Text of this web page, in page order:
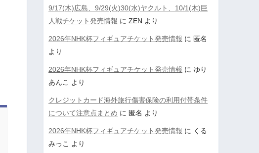
9/17(木)広島、9/29(火)30(水)ヤクルト、10/1(木)巨
人戦チケット発売情報 に ZEN より
2026年NHK杯フィギュアチケット発売情報 に 匿名
より
2026年NHK杯フィギュアチケット発売情報 に ゆり
あんこ より
クレジットカード海外旅行傷害保険の利用付帯条件
について注意点まとめ に 匿名 より
2026年NHK杯フィギュアチケット発売情報 に くる
みっこ より